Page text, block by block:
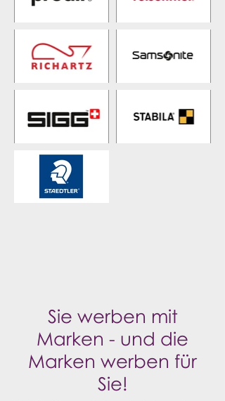
Sie werben mit
Marken - und die
Marken werben für
Sie!